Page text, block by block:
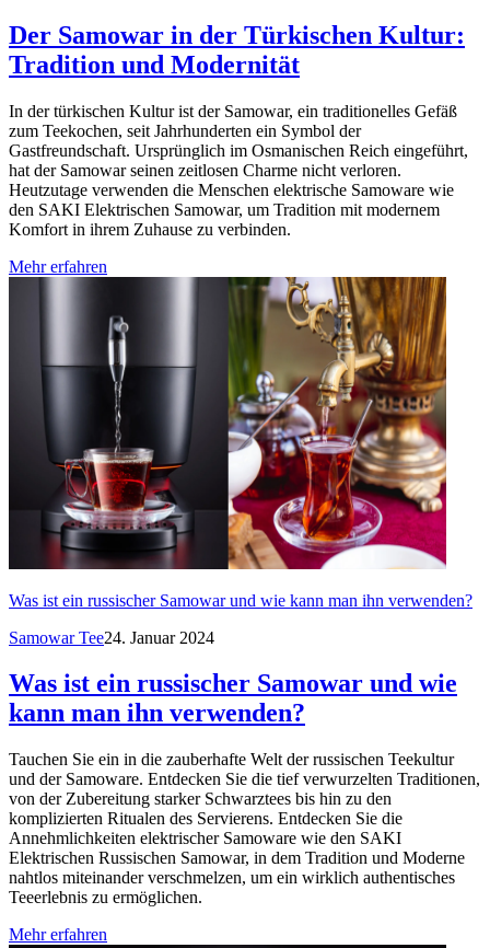
Der Samowar in der Türkischen Kultur:
Tradition und Modernität
In der türkischen Kultur ist der Samowar, ein traditionelles Gefäß
zum Teekochen, seit Jahrhunderten ein Symbol der
Gastfreundschaft. Ursprünglich im Osmanischen Reich eingeführt,
hat der Samowar seinen zeitlosen Charme nicht verloren.
Heutzutage verwenden die Menschen elektrische Samoware wie
den SAKI Elektrischen Samowar, um Tradition mit modernem
Komfort in ihrem Zuhause zu verbinden.
Mehr erfahren
Was ist ein russischer Samowar und wie kann man ihn verwenden?
Samowar Tee24. Januar 2024
Was ist ein russischer Samowar und wie
kann man ihn verwenden?
Tauchen Sie ein in die zauberhafte Welt der russischen Teekultur
und der Samoware. Entdecken Sie die tief verwurzelten Traditionen,
von der Zubereitung starker Schwarztees bis hin zu den
komplizierten Ritualen des Servierens. Entdecken Sie die
Annehmlichkeiten elektrischer Samoware wie den SAKI
Elektrischen Russischen Samowar, in dem Tradition und Moderne
nahtlos miteinander verschmelzen, um ein wirklich authentisches
Teeerlebnis zu ermöglichen.
Mehr erfahren